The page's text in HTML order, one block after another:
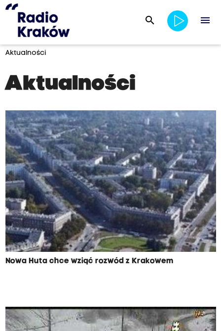
search menu
Aktualności
Aktualności
Nowa Huta chce wziąć rozwód z Krakowem